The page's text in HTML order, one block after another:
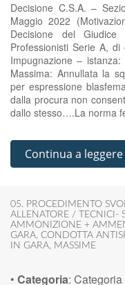
Decisione C.S.A. –
Maggio 2022
Decisione del
Professionisti Serie A,
Impugnazione –
Massima: Annullata la
per espressione
dalla procura non
dallo stesso….La norma
Continua a
05. PROCEDIMENTO
ALLENATORE / TECNICI-
AMMONIZIONE +
GARA, CONDOTTA
IN GARA, MASSIME
• Categoria: Categoria